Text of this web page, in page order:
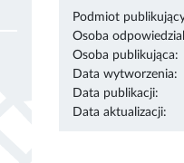
Podmiot
Osoba
Osoba publikująca:
Data wytworzenia:
Data publikacji:
Data aktualizacji: